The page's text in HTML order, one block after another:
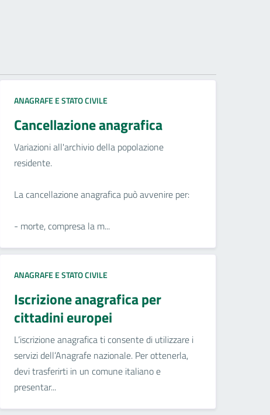
ANAGRAFE E STATO CIVILE
Cancellazione anagrafica
Variazioni all'archivio della popolazione
residente.
La cancellazione anagrafica può avvenire per:
- morte, compresa la m...
ANAGRAFE E STATO CIVILE
Iscrizione anagrafica per
cittadini europei
L’iscrizione anagrafica ti consente di utilizzare i
servizi dell’Anagrafe nazionale. Per ottenerla,
devi trasferirti in un comune italiano e
presentar...